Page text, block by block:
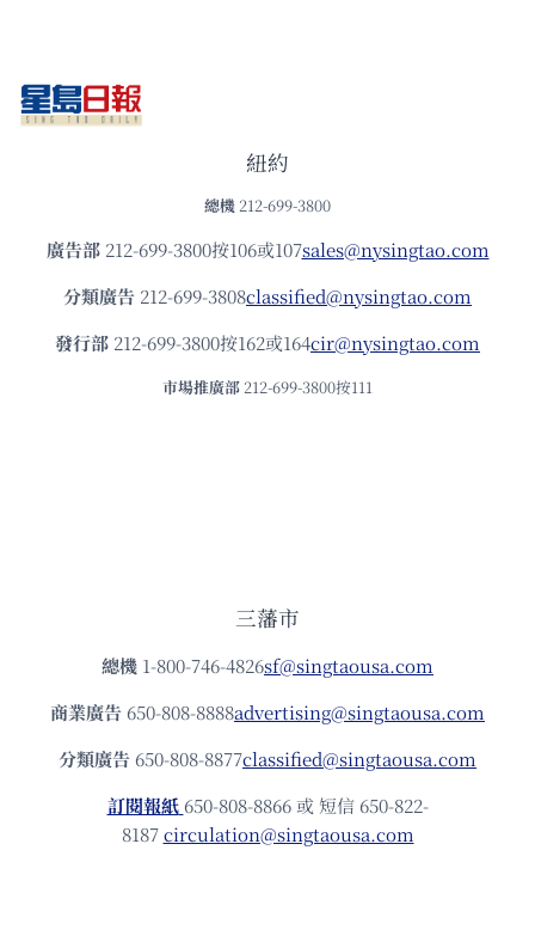
紐約
總機 212-699-3800
廣告部212-699-3800按106或107sales@nysingtao.com
分類廣告 212-699-3808classified@nysingtao.com
發⾏部 212-699-3800按162或164cir@nysingtao.com
市場推廣部 212-699-3800按111
三藩市
總機 1-800-746-4826sf@singtaousa.com
商業廣告 650-808-8888advertising@singtaousa.com
分類廣告 650-808-8877classified@singtaousa.com
訂閱報紙 650-808-8866 或 短信 650-822-
8187circulation@singtaousa.com